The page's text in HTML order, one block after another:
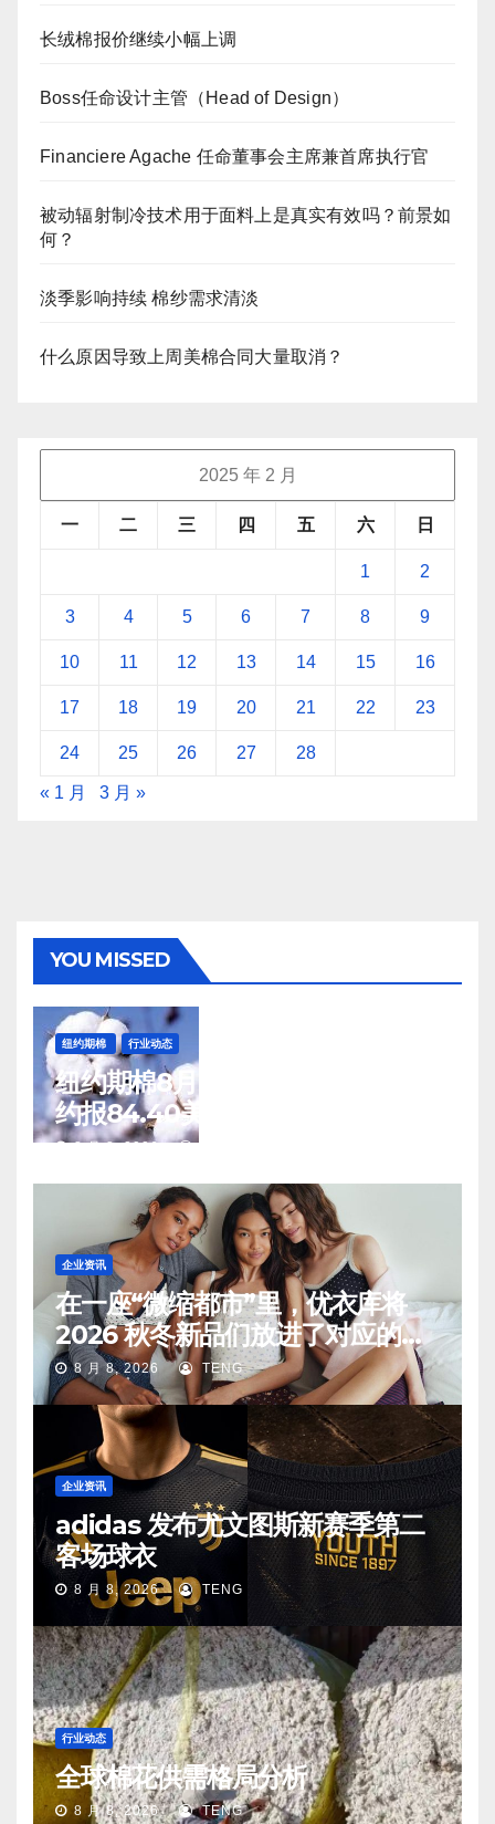
长绒棉报价继续小幅上调
Boss任命设计主管（Head of Design）
Financiere Agache 任命董事会主席兼首席执行官
被动辐射制冷技术用于面料上是真实有效吗？前景如
何？
淡季影响持续 棉纱需求清淡
什么原因导致上周美棉合同大量取消？
2025 年 2 月
一 二 三 四 五 六 日
1 2
3 4 5 6 7 8 9
10 11 12 13 14 15 16
17 18 19 20 21 22 23
24 25 26 27 28
« 1 月 3 月 »
YOU MISSED
纽约期棉 行业动态
纽约期棉8月7日(周五)收涨12月合
约报84.40美分/磅
8 月 8, 2026 TENG
企业资讯
在一座“微缩都市”里，优衣库将
2026 秋冬新品们放进了对应的生
活场景中
8 月 8, 2026 TENG
企业资讯
adidas 发布尤文图斯新赛季第二
客场球衣
8 月 8, 2026 TENG
行业动态
全球棉花供需格局分析
8 月 8, 2026 TENG